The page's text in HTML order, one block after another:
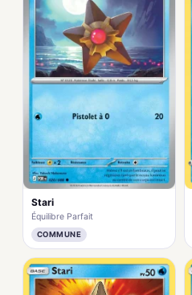
Stari
Équilibre Parfait
COMMUNE